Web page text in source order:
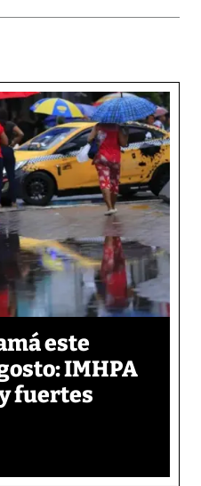
este
IMHPA
fuertes